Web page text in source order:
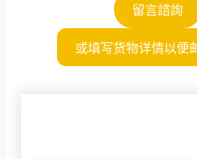
留言諮詢
或填写货物详情以便